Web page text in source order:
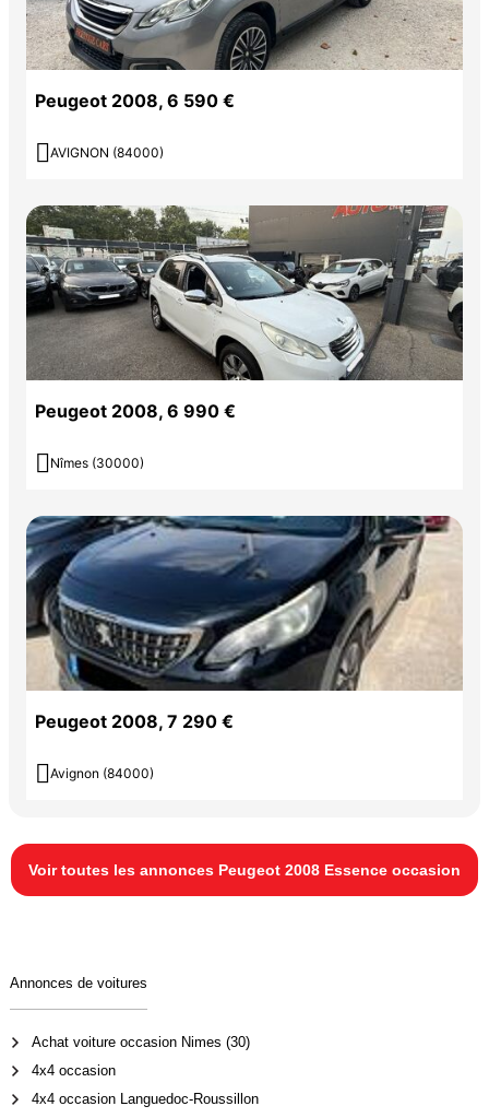
Peugeot 2008, 6 590 €
 AVIGNON (84000)
Peugeot 2008, 6 990 €
 Nîmes (30000)
Peugeot 2008, 7 290 €
 Avignon (84000)
Voir toutes les annonces Peugeot 2008 Essence occasion
Annonces de voitures
Achat voiture occasion Nimes (30)
4x4 occasion
4x4 occasion Languedoc-Roussillon